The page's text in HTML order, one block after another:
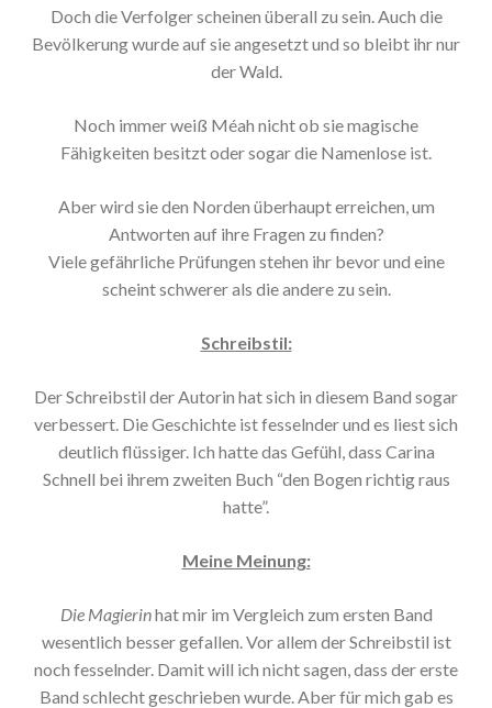
Doch die Verfolger scheinen überall zu sein. Auch die
Bevölkerung wurde auf sie angesetzt und so bleibt ihr nur
der Wald.
Noch immer weiß Méah nicht ob sie magische
Fähigkeiten besitzt oder sogar die Namenlose ist.
Aber wird sie den Norden überhaupt erreichen, um
Antworten auf ihre Fragen zu finden?
Viele gefährliche Prüfungen stehen ihr bevor und eine
scheint schwerer als die andere zu sein.
Schreibstil:
Der Schreibstil der Autorin hat sich in diesem Band sogar
verbessert. Die Geschichte ist fesselnder und es liest sich
deutlich flüssiger. Ich hatte das Gefühl, dass Carina
Schnell bei ihrem zweiten Buch “den Bogen richtig raus
hatte”.
Meine Meinung:
Die Magierinhat mir im Vergleich zum ersten Band
wesentlich besser gefallen. Vor allem der Schreibstil ist
noch fesselnder. Damit will ich nicht sagen, dass der erste
Band schlecht geschrieben wurde. Aber für mich gab es